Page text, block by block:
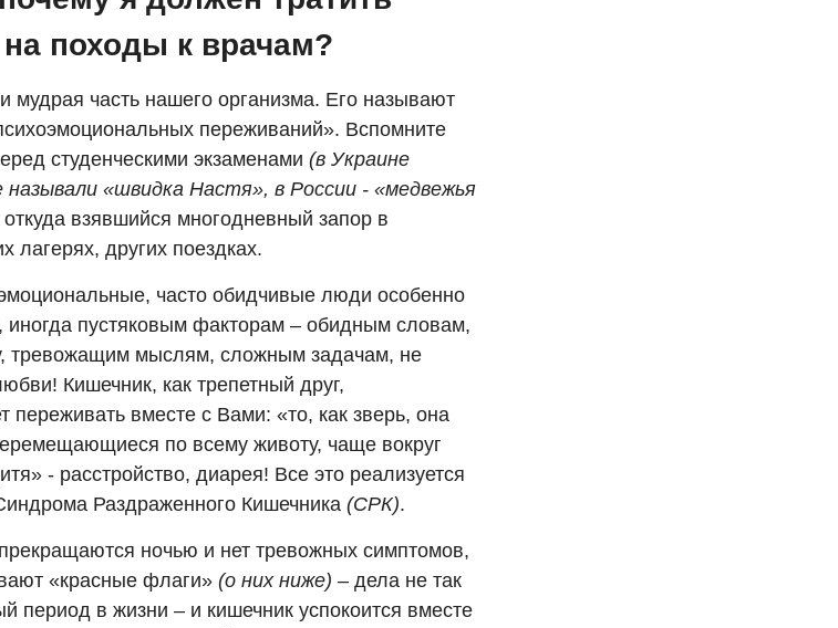
походы к врачам?
мудрая часть нашего организма. Его называют
переживаний». Вспомните
студенческими экзаменами (в Украине
называли «швидка Настя», в России - «медвежья
взявшийся многодневный запор в
лагерях, других поездках.
часто обидчивые люди особенно
иногда пустяковым факторам – обидным словам,
тревожащим мыслям, сложным задачам, не
Кишечник, как трепетный друг,
переживать вместе с Вами: «то, как зверь, она
по всему животу, чаще вокруг
- расстройство, диарея! Все это реализуется
Раздраженного Кишечника (СРК).
ночью и нет тревожных симптомов,
«красные флаги» (о них ниже) – дела не так
период в жизни – и кишечник успокоится вместе